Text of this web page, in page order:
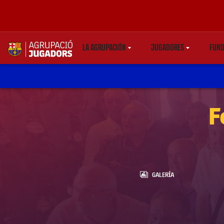
label.aria.abjlogo LA AGRUPACIÓNLABEL.SHARE.CARETDOWN
JUGADORES
LABEL.ARIA.GALLERY
GALERÍA